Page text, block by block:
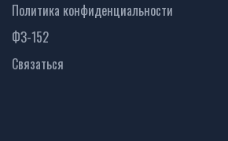
Политика конфиденциальности
ФЗ-152
Связаться